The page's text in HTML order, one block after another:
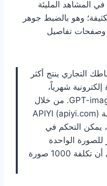
استقرار أداء GPT-image-2 في المشاهد المليئة
وهو بالضبط جوهر
وصفحات تفاصيل
التجاري ينتج أكثر
إلكترونية شهرياً،
ننصحك بشدة باستخدام GPT-image-2. من خلال
خدمة وكيل API الخاص بمنصة APIYI (apiyi.com)
، يمكن التحكم في
إلى 0.03 دولار للصورة الواحدة
(حوالي 0.21 يوان)، مما يعني أن تكلفة 1000 صورة